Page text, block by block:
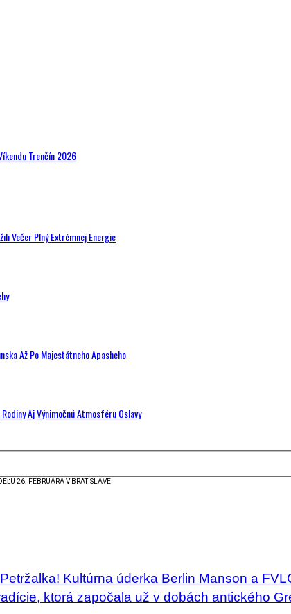
Trenčín 2026
Večer Plný Extrémnej Energie
Až Po Majestátneho Apasheho
Aj Výnimočnú Atmosféru Oslavy
26. FEBRUÁRA V BRATISLAVE
Kultúrna úderka Berlin Manson a
ktorá započala už v dobách antického